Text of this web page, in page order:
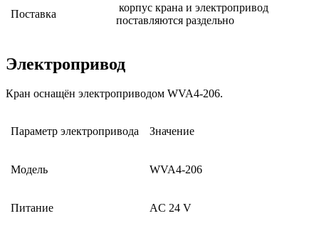
Поставка
корпус крана и электропривод
поставляются раздельно
Электропривод
Кран оснащён электроприводом WVA4-206.
Параметр электропривода Значение
Модель WVA4-206
Питание AC 24 V